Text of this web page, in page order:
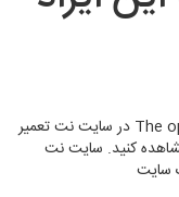
خطا در دریافت پاسخ: The operation has timed out در سایت نت تعمیر
کنید. سایت نت